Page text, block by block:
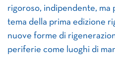
rigoroso, indipendente, ma
tema della prima edizione
nuove forme di
periferie come luoghi di